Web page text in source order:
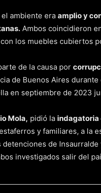
ambiente era amplio y
Ambos coincidieron
con los muebles cubiertos
de la causa por
de Buenos Aires
en septiembre de 2023
Mola, pidió la indagatoria
y familiares, a la
de
investigados salir del